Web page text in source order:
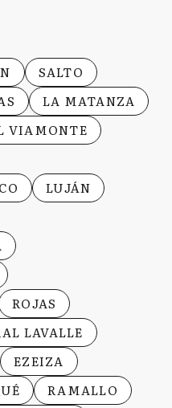
SALTO
LA MATANZA
VIAMONTE
LUJÁN
ROJAS
LAVALLE
EZEIZA
RAMALLO